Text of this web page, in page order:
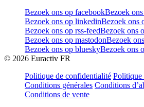
Bezoek ons op facebookBezoek
Bezoek ons op linkedinBezoek ons
Bezoek ons op rss-feedBezoek ons
Bezoek ons op mastodonBezoek
Bezoek ons op blueskyBezoek ons
© 2026 Euractiv FR
Politique de confidentialité Politique
Conditions générales Conditions
Conditions de vente